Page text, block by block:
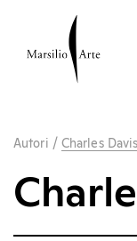
Autori / Charles Davis